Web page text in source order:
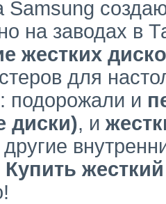
Samsung
на заводах в
жестких
для
подорожали и
диски), и
другие
Купить